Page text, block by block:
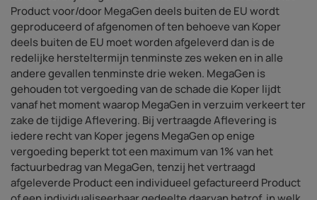
Product voor/door MegaGen deels buiten de EU wordt
geproduceerd of afgenomen of ten behoeve van Koper
deels buiten de EU moet worden afgeleverd dan is de
redelijke hersteltermijn tenminste zes weken en in alle
andere gevallen tenminste drie weken. MegaGen is
gehouden tot vergoeding van de schade die Koper lijdt
vanaf het moment waarop MegaGen in verzuim verkeert ter
zake de tijdige Aflevering. Bij vertraagde Aflevering is
iedere recht van Koper jegens MegaGen op enige
vergoeding beperkt tot een maximum van 1% van het
factuurbedrag van MegaGen, tenzij het vertraagd
afgeleverde Product een individueel gefactureerd Product